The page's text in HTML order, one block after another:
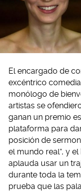
El encargado de
excéntrico
monólogo de
artistas se
ganan un premio
plataforma para
posición de
el mundo real”, y
aplauda usar un
durante toda la
prueba que las